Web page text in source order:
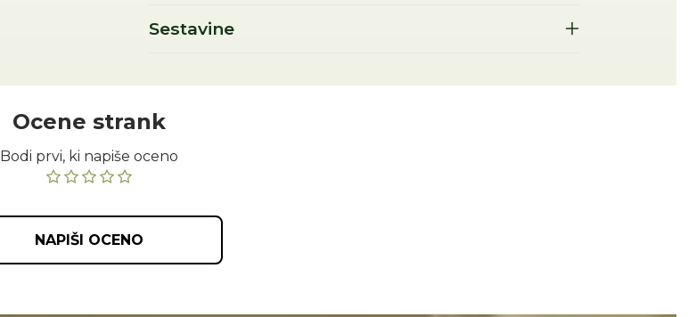
Sestavine
Ocene strank
Bodi prvi, ki napiše oceno
NAPIŠI OCENO